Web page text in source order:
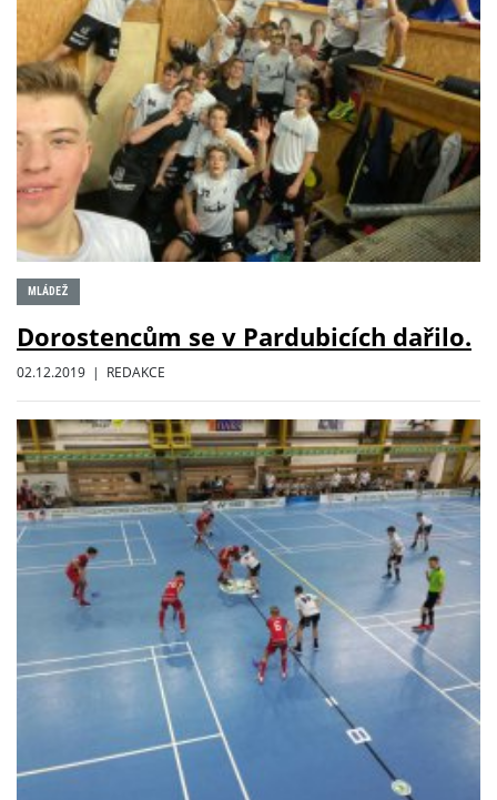
MLÁDEŽ
Dorostencům se v Pardubicích dařilo.
02.12.2019 | REDAKCE